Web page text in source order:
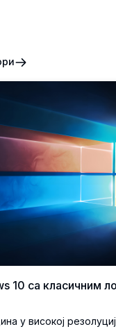
10 са класичним
у високој